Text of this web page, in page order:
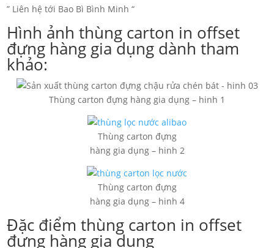
” Liên hệ tới Bao Bì Bình Minh “
Hình ảnh thùng carton in offset
đựng hàng gia dụng dành tham
khảo:
Thùng carton đựng hàng gia dụng – hinh 1
Thùng carton đựng
hàng gia dụng – hinh 2
Thùng carton đựng
hàng gia dụng – hinh 4
Đặc điểm thùng carton in offset
đựng hàng gia dụng